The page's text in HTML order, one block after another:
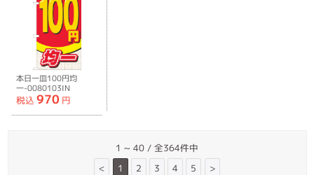
本日一皿100円均
一-0080103IN
税込 970 円
1 ~ 40 / 全364件中
<
1 2 3 4 5 >